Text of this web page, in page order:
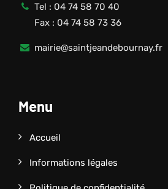
Tel : 04 74 58 70 40
Fax : 04 74 58 73 36
mairie@saintjeandebournay.fr
Menu
Accueil
Informations légales